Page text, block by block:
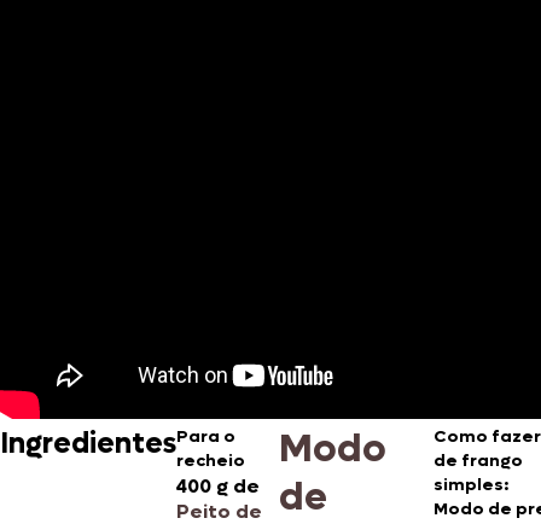
IngredientesPara o
recheio
400 g de
Peito de
Modo
de
Como
de frango
simples:
Modo de